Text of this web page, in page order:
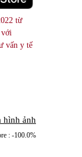
từ
với
vấn y tế
hình ảnh
: -100.0%